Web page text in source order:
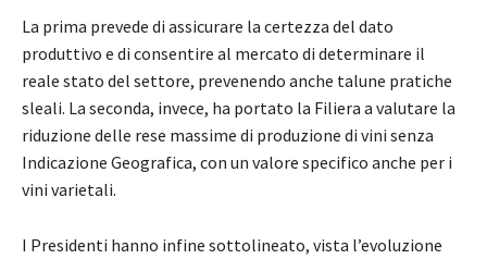
La prima prevede di assicurare la certezza del dato
produttivo e di consentire al mercato di determinare il
reale stato del settore, prevenendo anche talune pratiche
sleali. La seconda, invece, ha portato la Filiera a valutare la
riduzione delle rese massime di produzione di vini senza
Indicazione Geografica, con un valore specifico anche per i
vini varietali.
I Presidenti hanno infine sottolineato, vista l’evoluzione